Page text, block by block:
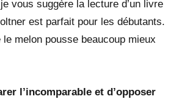
vous suggère la lecture d’un livre
est parfait pour les débutants.
melon pousse beaucoup mieux
l’incomparable et d’opposer